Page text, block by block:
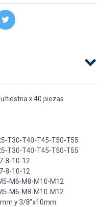
x 40 piezas
T30-T40-T45-T50-T55
T30-T40-T45-T50-T55
8-10-12
8-10-12
M6-M8-M10-M12
M6-M8-M10-M12
y 3/8"x10mm